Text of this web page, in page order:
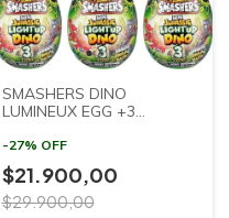
SMASHERS DINO
LUMINEUX EGG +3
SUDAMERICANA
-27% OFF
$21.900,00
$29.900,00